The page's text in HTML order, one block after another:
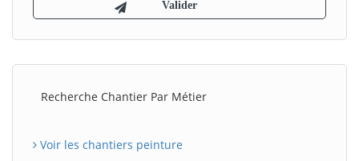
Recherche Chantier Par Métier
Voir les chantiers peinture